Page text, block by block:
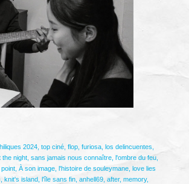
2024, top ciné, flop, furiosa, los delincuentes
the night, sans jamais nous connaître, l'ombre du feu,
, À son image, l'histoire de souleymane, love lies
knit's island, l'île sans fin, anhell69, after, memory,